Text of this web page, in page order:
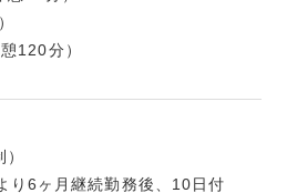
120分）
り6ヶ月継続勤務後、10日付